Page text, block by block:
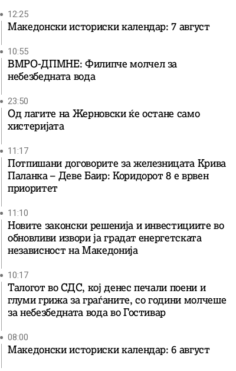
12:25
Македонски историски календар: 7 август
10:55
ВМРО-ДПМНЕ: Филипче молчел за
небезбедната вода
23:50
Од лагите на Жерновски ќе остане само
хистеријата
11:17
Потпишани договорите за железницата Крива
Паланка – Деве Баир: Коридорот 8 е врвен
приоритет
11:10
Новите законски решенија и инвестициите во
обновливи извори ја градат енергетската
независност на Македонија
10:17
Талогот во СДС, кој денес печали поени и
глуми грижа за граѓаните, со години молчеше
за небезбедната вода во Гостивар
08:00
Македонски историски календар: 6 август